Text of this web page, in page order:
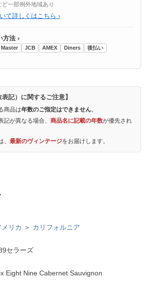
一部例外地域あり
て詳しくはこちら ›
方法 ›
Master JCB AMEX Diners
後払い
記）に関するご注意】
商品は年数のご指定はできません。
が異なる場合、 商品名に記載の年数が優先され
最新のヴィンテージをお届けします。
メリカ ＞ カリフォルニア
セラーズ
Eight Nine Cabernet Sauvignon